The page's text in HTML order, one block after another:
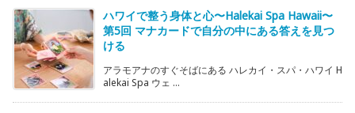
ハワイで整う身体と心〜Halekai Spa Hawaii〜
第5回 マナカードで自分の中にある答えを見つ
ける
アラモアナのすぐそばにある ハレカイ・スパ・ハワイ H
alekai Spa ウェ ...